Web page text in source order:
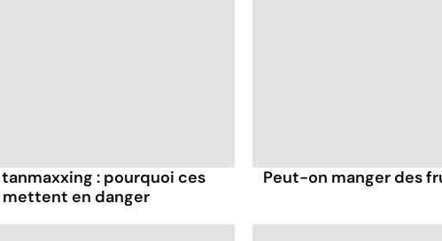
: pourquoi ces
en danger
Peut-on manger des